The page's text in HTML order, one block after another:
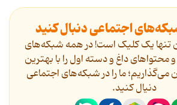
اجتماعی دنبال کنید
تنها یک کلیک است! در همه شبکه‌های
داغ و دسته اول را با بهترین
می‌گذاریم؛ ما را در شبکه‌های اجتماعی
دنیال کنید.